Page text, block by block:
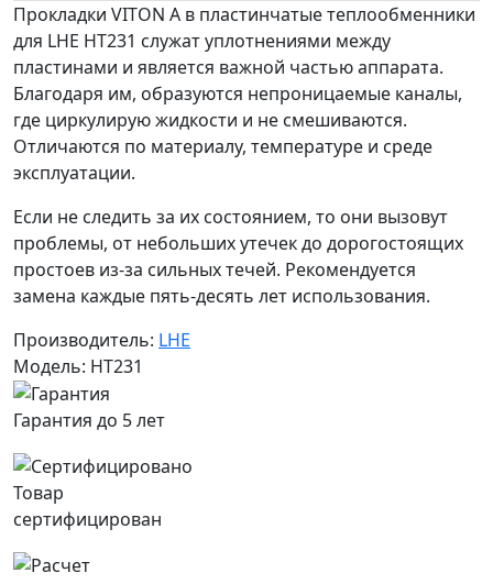
Прокладки VITON A в пластинчатые теплообменники
для LHE HT231 служат уплотнениями между
пластинами и является важной частью аппарата.
Благодаря им, образуются непроницаемые каналы,
где циркулирую жидкости и не смешиваются.
Отличаются по материалу, температуре и среде
эксплуатации.
Если не следить за их состоянием, то они вызовут
проблемы, от небольших утечек до дорогостоящих
простоев из-за сильных течей. Рекомендуется
замена каждые пять-десять лет использования.
Производитель: LHE
Модель: HT231
Гарантия до 5 лет
Товар
сертифицирован